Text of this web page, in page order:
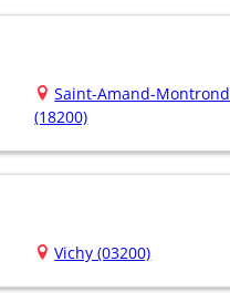
Saint-Amand-Montrond
(18200)
Vichy (03200)